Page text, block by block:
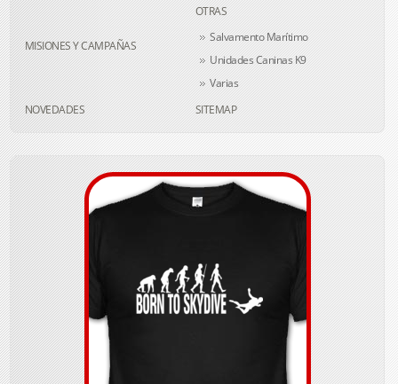
MISIONES Y CAMPAÑAS
OTRAS
Salvamento Marítimo
Unidades Caninas K9
Varias
NOVEDADES
SITEMAP